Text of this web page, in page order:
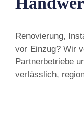
Renovierung,
vor Einzug? Wir
Partnerbetriebe
verlässlich,